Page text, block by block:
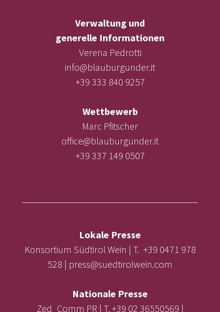
Verwaltung und
generelle Informationen
Verena Pedrotti
info@blauburgunder.it
+39 333 840 9257
Wettbewerb
Marc Pfitscher
office@blauburgunder.it
+39 337 149 0507
Lokale Presse
Konsortium Südtirol Wein | T. +39 0471 978
528 | press@suedtirolwein.com
Nationale Presse
Zed_Comm PR | T. +39 02 36550569 |